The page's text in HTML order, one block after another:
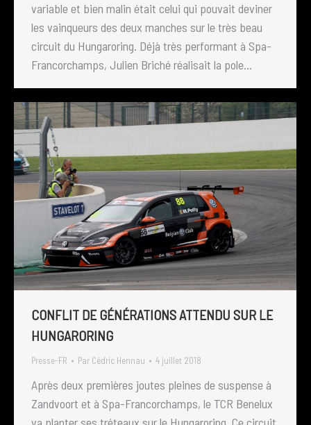
variable et bien malin était celui qui pouvait deviner
les vainqueurs des deux manches sur le très beau
circuit du Hungaroring. Déjà très performant à Spa-
Francorchamps, Julien Briché réalisait la pole…
CONFLIT DE GÉNÉRATIONS ATTENDU SUR LE
HUNGARORING
Presse-FR Par Cédric Hennau 4 juillet 2018
Après deux premières joutes pleines de suspense à
Zandvoort et à Spa-Francorchamps, le TCR Benelux